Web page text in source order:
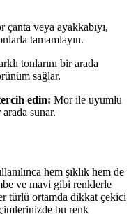
çanta veya ayakkabıyı,
tamamlayın.
tonlarını bir arada
sağlar.
edin: Mor ile uyumlu
arada sunar.
hem şıklık hem de
ve mavi gibi renklerle
türlü ortamda dikkat çekici
bu renk